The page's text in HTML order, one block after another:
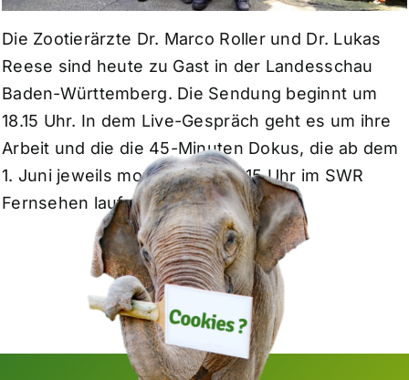
Die Zootierärzte Dr. Marco Roller und Dr. Lukas
Reese sind heute zu Gast in der Landesschau
Baden-Württemberg. Die Sendung beginnt um
18.15 Uhr. In dem Live-Gespräch geht es um ihre
Arbeit und die die 45-Minuten Dokus, die ab dem
1. Juni jeweils montags um 20.15 Uhr im SWR
Fernsehen laufen.